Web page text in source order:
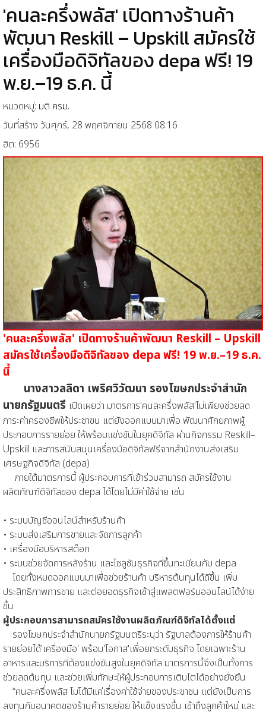
'คนละครึ่งพลัส' เปิดทางร้านค้า
พัฒนา Reskill – Upskill สมัครใช้
เครื่องมือดิจิทัลของ depa ฟรี! 19
พ.ย.–19 ธ.ค. นี้
หมวดหมู่: มติ ครม.
วันที่สร้าง วันศุกร์, 28 พฤศจิกายน 2568 08:16
ฮิต: 6956
'คนละครึ่งพลัส' เปิดทางร้านค้าพัฒนา Reskill – Upskill
สมัครใช้เครื่องมือดิจิทัลของ depa ฟรี! 19 พ.ย.–19 ธ.ค.
นี้
นางสาวลลิดา เพริศวิวัฒนา รองโฆษกประจำสำนัก
นายกรัฐมนตรี เปิดเผยว่า มาตรการ'คนละครึ่งพลัส'ไม่เพียงช่วยลด
ภาระค่าครองชีพให้ประชาชน แต่ยังออกแบบมาเพื่อ พัฒนาศักยภาพผู้
ประกอบการรายย่อย ให้พร้อมแข่งขันในยุคดิจิทัล ผ่านกิจกรรม Reskill–
Upskill และการสนับสนุนเครื่องมือดิจิทัลฟรีจากสำนักงานส่งเสริม
เศรษฐกิจดิจิทัล (depa)
ภายใต้มาตรการนี้ ผู้ประกอบการที่เข้าร่วมสามารถ สมัครใช้งาน
ผลิตภัณฑ์ดิจิทัลของ depa ได้โดยไม่มีค่าใช้จ่าย เช่น
• ระบบบัญชีออนไลน์สำหรับร้านค้า
• ระบบส่งเสริมการขายและจัดการลูกค้า
• เครื่องมือบริหารสต๊อก
• ระบบช่วยจัดการหลังร้าน และโซลูชันธุรกิจที่ขึ้นทะเบียนกับ depa
โดยทั้งหมดออกแบบมาเพื่อช่วยร้านค้า บริหารต้นทุนได้ดีขึ้น เพิ่ม
ประสิทธิภาพการขาย และต่อยอดธุรกิจเข้าสู่แพลตฟอร์มออนไลน์ได้ง่าย
ขึ้น
ผู้ประกอบการสามารถสมัครใช้งานผลิตภัณฑ์ดิจิทัลได้ตั้งแต่
รองโฆษกประจำสำนักนายกรัฐมนตรีระบุว่า รัฐบาลต้องการให้ร้านค้า
รายย่อยได้'เครื่องมือ' พร้อม'โอกาส'เพื่อยกระดับธุรกิจ โดยเฉพาะร้าน
อาหารและบริการที่ต้องแข่งขันสูงในยุคดิจิทัล มาตรการนี้จึงเป็นทั้งการ
ช่วยลดต้นทุน และช่วยเพิ่มทักษะให้ผู้ประกอบการเติบโตได้อย่างยั่งยืน
“คนละครึ่งพลัส ไม่ได้มีแค่เรื่องค่าใช้จ่ายของประชาชน แต่ยังเป็นการ
ลงทุนกับอนาคตของร้านค้ารายย่อย ให้แข็งแรงขึ้น เข้าถึงลูกค้าใหม่ และ